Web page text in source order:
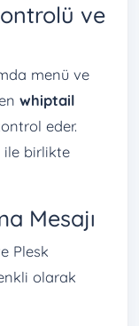
ve
menü ve
whiptail
eder.
ile birlikte
Mesajı
Plesk
olarak